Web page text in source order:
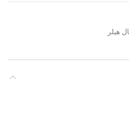
هیلر